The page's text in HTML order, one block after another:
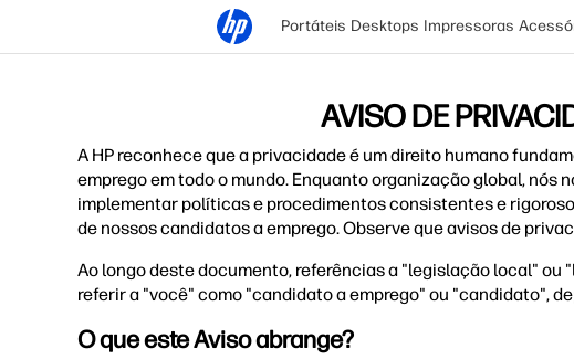
Portáteis Desktops Impressoras
AVISO DE
A HP reconhece que a privacidade é um direito humano
emprego em todo o mundo. Enquanto organização global,
implementar políticas e procedimentos consistentes e
de nossos candidatos a emprego. Observe que avisos de
Ao longo deste documento, referências a "legislação local" ou
referir a "você" como "candidato a emprego" ou "candidato",
O que este Aviso abrange?